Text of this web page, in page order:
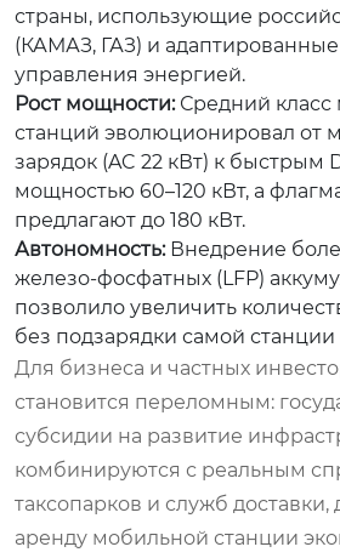
страны, использующие
(КАМАЗ, ГАЗ) и
управления энергией.
Рост мощности:Средний класс
станций эволюционировал от
зарядок (AC 22 кВт) к быстрым
мощностью 60–120 кВт, а
предлагают до 180 кВт.
Автономность:Внедрение
железо-фосфатных (LFP)
позволило увеличить
без подзарядки самой станции
Для бизнеса и частных
становится переломным:
субсидии на развитие
комбинируются с реальным
таксопарков и служб доставки,
аренду мобильной станции